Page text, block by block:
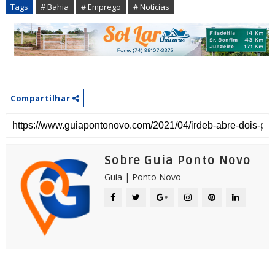
Tags # Bahia # Emprego # Notícias
Compartilhar
Sobre Guia Ponto Novo
Guia | Ponto Novo